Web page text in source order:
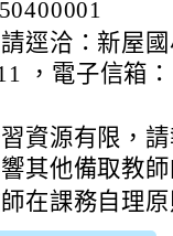
逕洽：新屋
，電子信箱
資源有限，
其他備取教
在課務自理